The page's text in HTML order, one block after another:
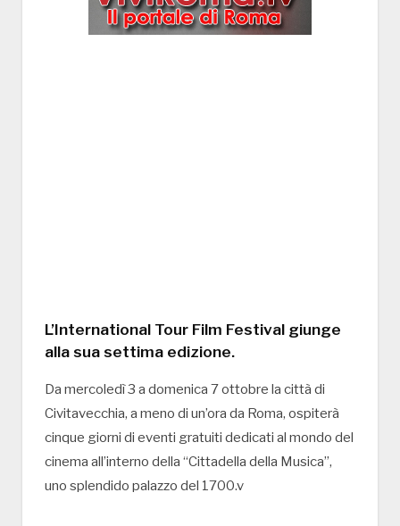
L’International Tour Film Festival giunge
alla sua settima edizione.
Da mercoledì 3 a domenica 7 ottobre la città di
Civitavecchia, a meno di un’ora da Roma, ospiterà
cinque giorni di eventi gratuiti dedicati al mondo del
cinema all’interno della “Cittadella della Musica”,
uno splendido palazzo del 1700.v